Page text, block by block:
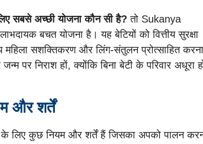
सबसे अच्छी योजना कौन सी है? तो Sukanya
बचत योजना है। यह बेटियों को वित्तीय सुरक्षा
महिला सशक्तिकरण और लिंग-संतुलन प्रोत्साहित करना
पर निराश हों, क्योंकि बिना बेटी के परिवार अधूरा
और शर्तें
के लिए कुछ नियम और शर्तें हैं जिसका अपको पालन